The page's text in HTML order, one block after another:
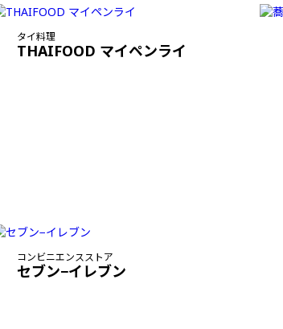
タイ料理
THAIFOOD マイペンライ
コンビニエンスストア
セブン−イレブン